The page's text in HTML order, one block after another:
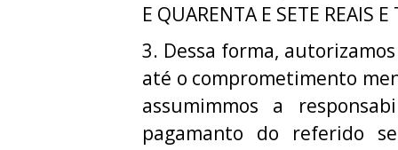
E QUARENTA E SETE REAIS
3. Dessa forma,
até o comprometimento
assumimmos a
pagamanto do referido